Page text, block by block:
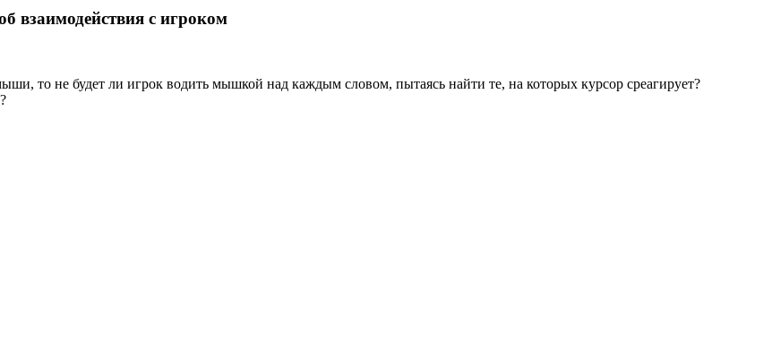
взаимодействия с игроком
то не будет ли игрок водить мышкой над каждым словом, пытаясь найти те, на которых курсор среагирует?